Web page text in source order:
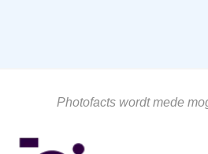
Photofacts wordt mede